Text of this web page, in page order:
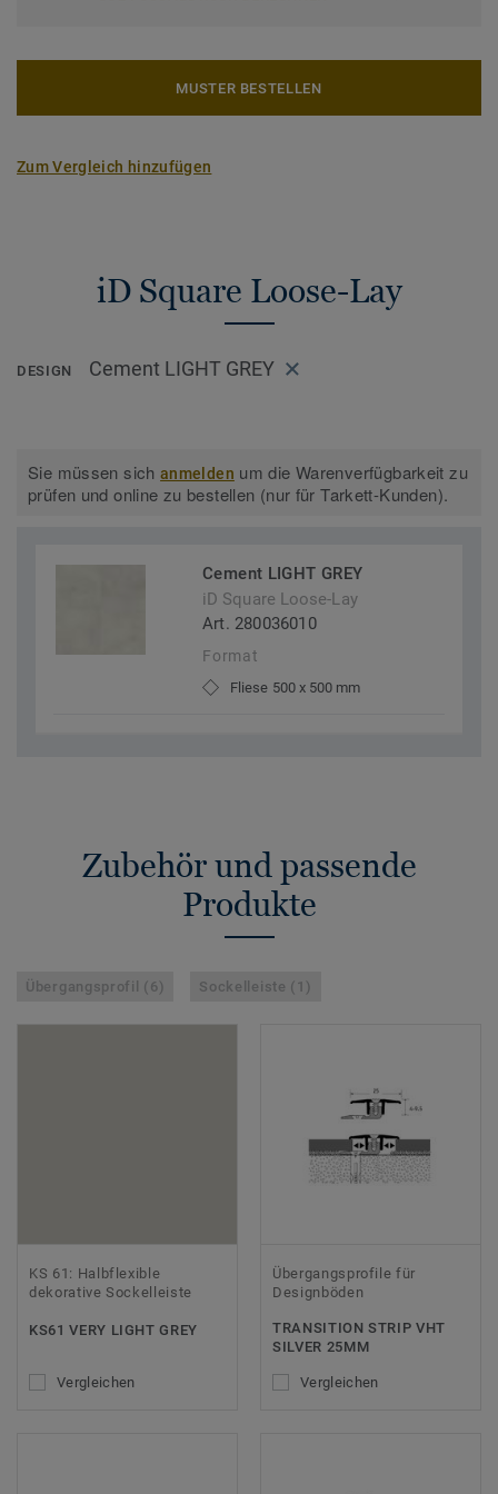
MUSTER BESTELLEN
Zum Vergleich hinzufügen
iD Square Loose-Lay
DESIGN Cement LIGHT GREY
Sie müssen sichanmelden um die Warenverfügbarkeit zu
prüfen und online zu bestellen (nur für Tarkett-Kunden).
Cement LIGHT GREY
iD Square Loose-Lay
Art. 280036010
Format
Fliese 500 x 500 mm
Zubehör und passende
Produkte
Übergangsprofil (6) Sockelleiste (1)
KS 61: Halbflexible
dekorative Sockelleiste
KS61 VERY LIGHT GREY
Vergleichen
Übergangsprofile für
Designböden
TRANSITION STRIP VHT
SILVER 25MM
Vergleichen